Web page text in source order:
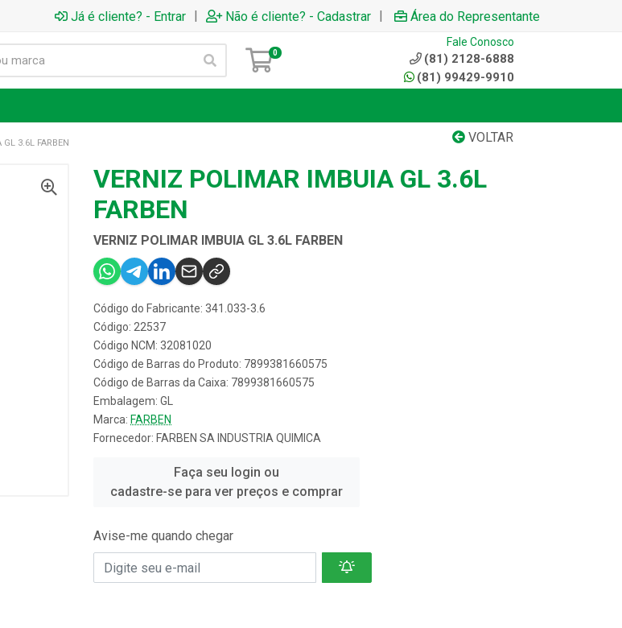
Já é cliente? - Entrar | Não é cliente? - Cadastrar | Área do Representante
0
Fale Conosco
(81) 2128-6888
(81) 99429-9910
VOLTAR
3.6L FARBEN
VERNIZ POLIMAR IMBUIA GL 3.6L
FARBEN
VERNIZ POLIMAR IMBUIA GL 3.6L FARBEN
Código do Fabricante: 341.033-3.6
Código: 22537
Código NCM: 32081020
Código de Barras do Produto: 7899381660575
Código de Barras da Caixa: 7899381660575
Embalagem: GL
Marca: FARBEN
Fornecedor: FARBEN SA INDUSTRIA QUIMICA
Faça seu login ou
cadastre-se para ver preços e comprar
Avise-me quando chegar